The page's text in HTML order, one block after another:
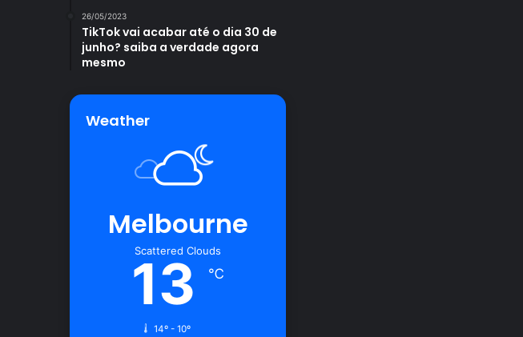
26/05/2023
TikTok vai acabar até o dia 30 de
junho? saiba a verdade agora
mesmo
Weather
Melbourne
Scattered Clouds
13 ℃
14º - 10º